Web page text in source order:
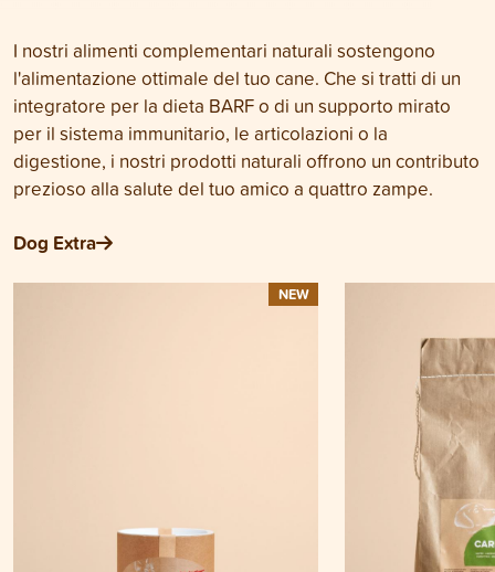
I nostri alimenti complementari naturali sostengono
l'alimentazione ottimale del tuo cane. Che si tratti di un
integratore per la dieta BARF o di un supporto mirato
per il sistema immunitario, le articolazioni o la
digestione, i nostri prodotti naturali offrono un contributo
prezioso alla salute del tuo amico a quattro zampe.
Dog Extra
NEW